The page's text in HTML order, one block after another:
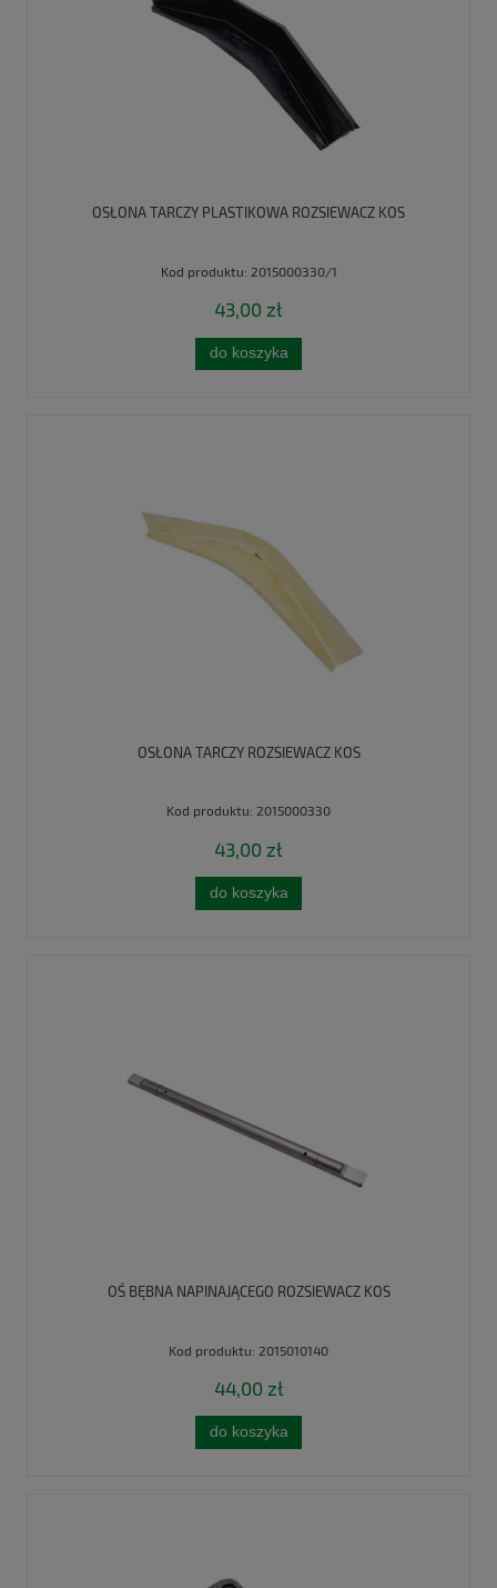
OSŁONA TARCZY PLASTIKOWA ROZSIEWACZ KOS
Kod produktu: 2015000330/1
43,00 zł
do koszyka
OSŁONA TARCZY ROZSIEWACZ KOS
Kod produktu: 2015000330
43,00 zł
do koszyka
OŚ BĘBNA NAPINAJĄCEGO ROZSIEWACZ KOS
Kod produktu: 2015010140
44,00 zł
do koszyka